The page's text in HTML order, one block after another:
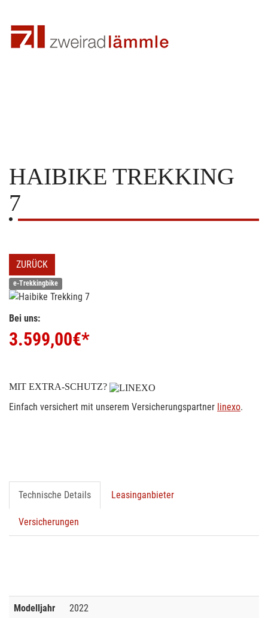
HAIBIKE TREKKING
7
ZURÜCK
e-Trekkingbike
Bei uns:
3.599,00€*
MIT EXTRA-SCHUTZ?
Einfach versichert mit unserem Versicherungspartner linexo.
Technische Details Leasinganbieter
Versicherungen
Modelljahr 2022